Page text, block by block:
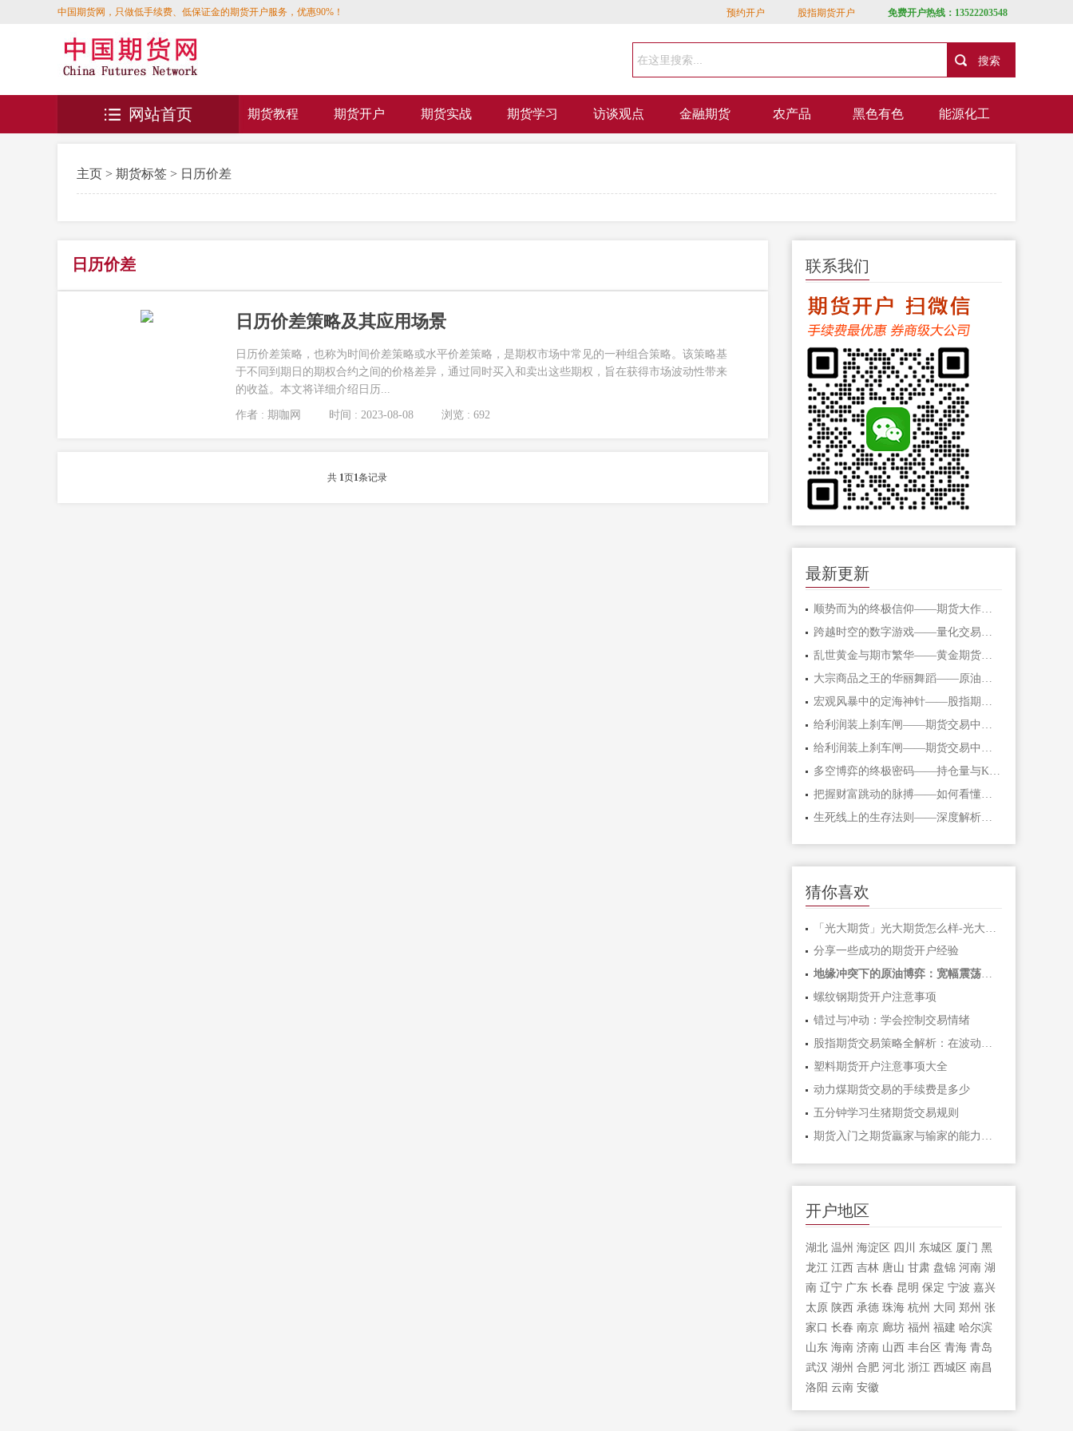
中国期货网，只做低手续费、低保证金的期货开户服务，优惠90%！ 预约开户 股指期货开户 免费开户热线：13522203548
期货教程 期货开户 期货实战 期货学习 访谈观点 金融期货 农产品 黑色有色 能源化工
网站首页
主页 > 期货标签 > 日历价差
日历价差
日历价差策略及其应用场景
日历价差策略，也称为时间价差策略或水平价差策略，是期权市场中常见的一种组合策略。该策略基
于不同到期日的期权合约之间的价格差异，通过同时买入和卖出这些期权，旨在获得市场波动性带来
的收益。本文将详细介绍日历...
作者 : 期咖网 时间 : 2023-08-08 浏览 : 692
共 1页1条记录
联系我们
最新更新
顺势而为的终极信仰——期货大作手的修
跨越时空的数字游戏——量化交易在期货
乱世黄金与期市繁华——黄金期货的避险
大宗商品之王的华丽舞蹈——原油期货的
宏观风暴中的定海神针——股指期货的对
给利润装上刹车闸——期货交易中不可逾
把握财富跳动的脉搏——如何看懂期货主
生死线上的生存法则——深度解析期货爆
猜你喜欢
分享一些成功的期货开户经验
地缘冲突下的原油博弈：宽幅震荡中如何
螺纹钢期货开户注意事项
错过与冲动：学会控制交易情绪
股指期货交易策略全解析：在波动市场中
塑料期货开户注意事项大全
动力煤期货交易的手续费是多少
五分钟学习生猪期货交易规则
开户地区
湖北 温州 海淀区 四川 东城区 厦门 黑
龙江 江西 吉林 唐山 甘肃 盘锦 河南 湖
南 辽宁 广东 长春 昆明 保定 宁波 嘉兴
太原 陕西 承德 珠海 杭州 大同 郑州 张
家口 长春 南京 廊坊 福州 福建 哈尔滨
山东 海南 济南 山西 丰台区 青海 青岛
武汉 湖州 合肥 河北 浙江 西城区 南昌
洛阳 云南 安徽